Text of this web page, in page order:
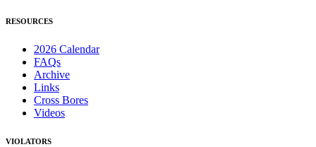
RESOURCES
2026 Calendar
FAQs
Archive
Links
Cross Bores
Videos
VIOLATORS